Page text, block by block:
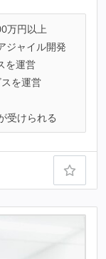
万円以上
ジャイル開発
を運営
を運営
受けられる